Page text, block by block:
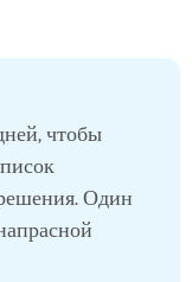
чтобы
Один